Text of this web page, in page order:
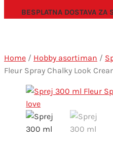
BESPLATNA DOSTAVA
Home / Hobby asortiman /
Fleur Spray Chalky Look